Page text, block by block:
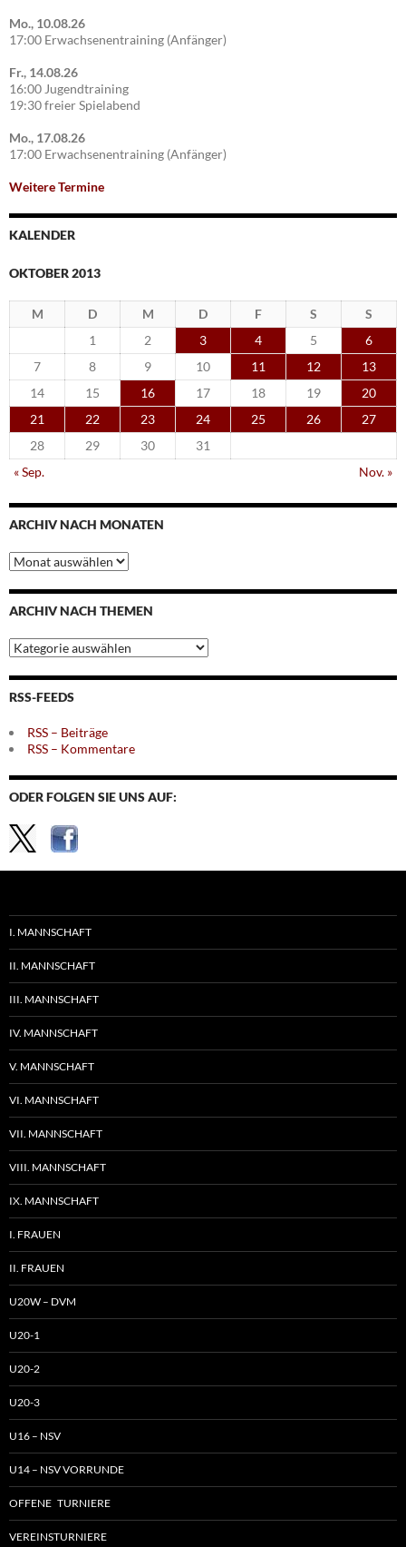
Mo., 10.08.26
17:00 Erwachsenentraining (Anfänger)
Fr., 14.08.26
16:00 Jugendtraining
19:30 freier Spielabend
Mo., 17.08.26
17:00 Erwachsenentraining (Anfänger)
Weitere Termine
KALENDER
OKTOBER 2013
M D M D F S
S
1
2 3 4 5
6
7
8 9 10 11 12
13
14
15 16 17 18 19
20
21
22 23 24 25 26
27
28
29 30
31
« Sep.
Nov. »
ARCHIV NACH MONATEN
Archiv
nach
Monaten
ARCHIV NACH THEMEN
Archiv
nach
Themen
RSS-FEEDS
RSS – Beiträge
RSS – Kommentare
ODER FOLGEN SIE UNS AUF:
I. MANNSCHAFT
II. MANNSCHAFT
III. MANNSCHAFT
IV. MANNSCHAFT
V. MANNSCHAFT
VI. MANNSCHAFT
VII. MANNSCHAFT
VIII. MANNSCHAFT
IX. MANNSCHAFT
I. FRAUEN
II. FRAUEN
U20W – DVM
U20-1
U20-2
U20-3
U16 – NSV
U14 – NSV VORRUNDE
OFFENE TURNIERE
VEREINSTURNIERE